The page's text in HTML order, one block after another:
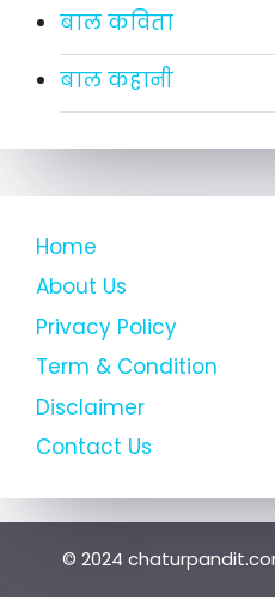
बाल कविता
बाल कहानी
Home
About Us
Privacy Policy
Term & Condition
Disclaimer
Contact Us
© 2024